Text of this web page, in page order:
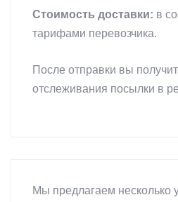
Стоимость доставки: в
тарифами перевозчика.
После отправки вы
отслеживания посылки в
Мы предлагаем несколько